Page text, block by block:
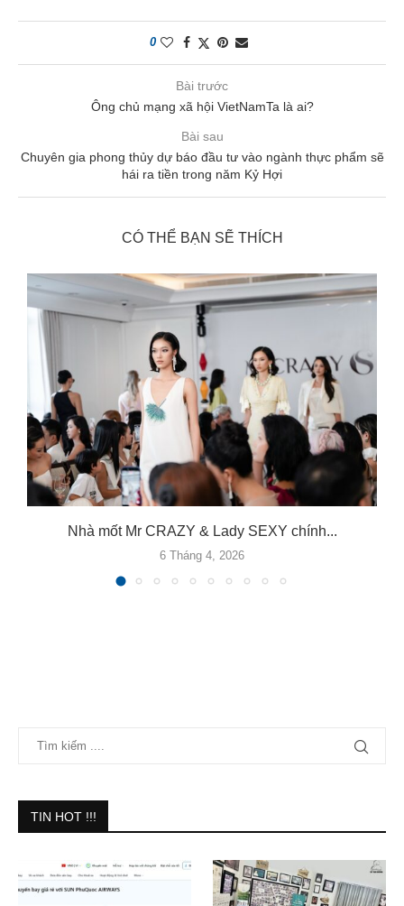
0
Bài trước
Ông chủ mạng xã hội VietNamTa là ai?
Bài sau
Chuyên gia phong thủy dự báo đầu tư vào ngành thực phẩm sẽ
hái ra tiền trong năm Kỷ Hợi
CÓ THỂ BẠN SẼ THÍCH
Nhà mốt Mr CRAZY & Lady SEXY chính...
6 Tháng 4, 2026
TIN HOT !!!